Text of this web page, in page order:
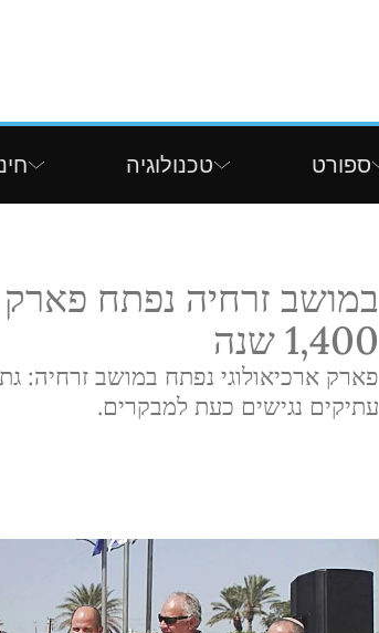
טכנולוגיה ספורט
במושב זרחיה נפתח פארק
1,400 שנה
עתיקים נגישים כעת למבקרים.